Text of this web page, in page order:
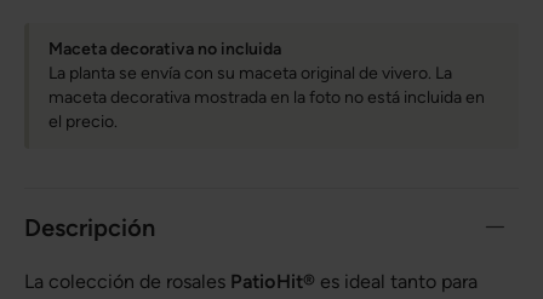
Maceta decorativa no incluida
La planta se envía con su maceta original de vivero. La
maceta decorativa mostrada en la foto no está incluida en
el precio.
Descripción
La colección de rosales PatioHit® es ideal tanto para